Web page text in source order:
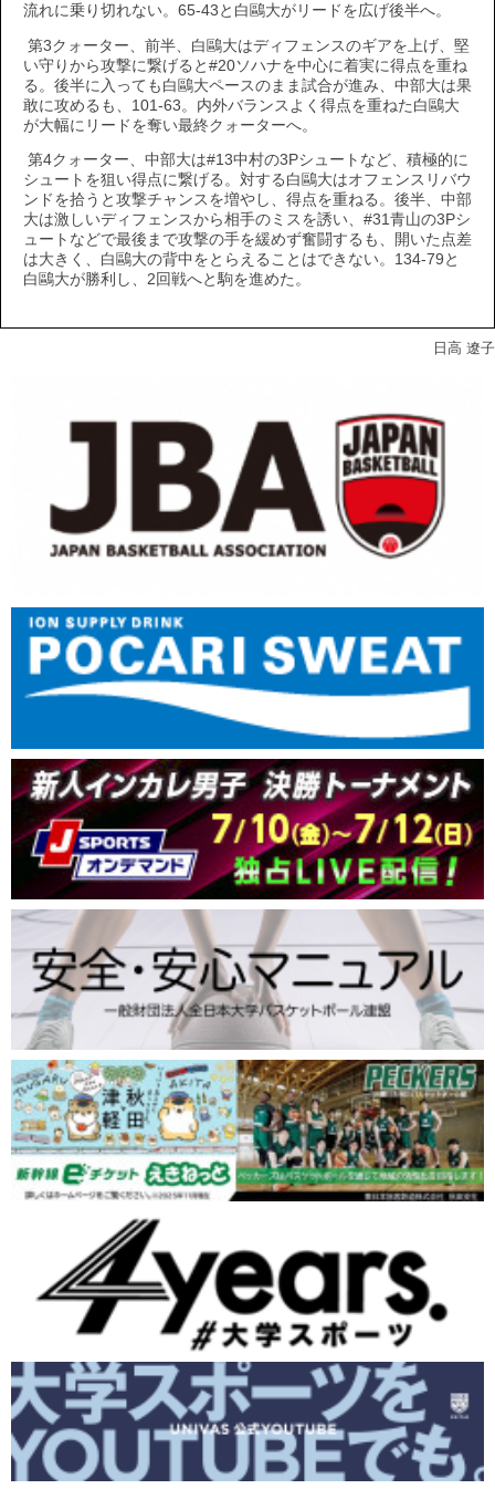
流れに乗り切れない。65-43と白鷗大がリードを広げ後半へ。
第3クォーター、前半、白鷗大はディフェンスのギアを上げ、堅
い守りから攻撃に繋げると#20ソハナを中心に着実に得点を重ね
る。後半に入っても白鷗大ペースのまま試合が進み、中部大は果
敢に攻めるも、101-63。内外バランスよく得点を重ねた白鷗大
が大幅にリードを奪い最終クォーターへ。
第4クォーター、中部大は#13中村の3Pシュートなど、積極的に
シュートを狙い得点に繋げる。対する白鷗大はオフェンスリバウ
ンドを拾うと攻撃チャンスを増やし、得点を重ねる。後半、中部
大は激しいディフェンスから相手のミスを誘い、#31青山の3Pシ
ュートなどで最後まで攻撃の手を緩めず奮闘するも、開いた点差
は大きく、白鷗大の背中をとらえることはできない。134-79と
白鷗大が勝利し、2回戦へと駒を進めた。
日高 遼子